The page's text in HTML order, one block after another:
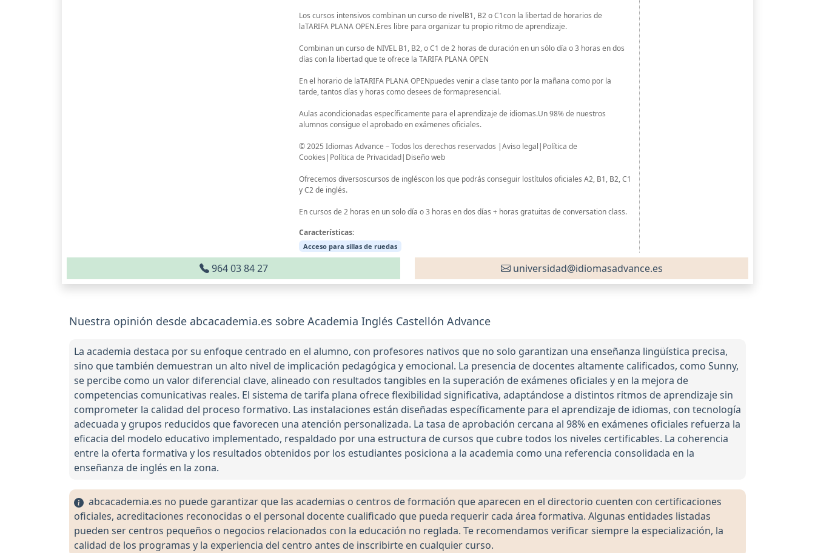
Los cursos intensivos combinan un curso de nivelB1, B2 o C1con la libertad de horarios de
laTARIFA PLANA OPEN.Eres libre para organizar tu propio ritmo de aprendizaje.
Combinan un curso de NIVEL B1, B2, o C1 de 2 horas de duración en un sólo día o 3 horas en dos
días con la libertad que te ofrece la TARIFA PLANA OPEN
En el horario de laTARIFA PLANA OPENpuedes venir a clase tanto por la mañana como por la
tarde, tantos días y horas como desees de formapresencial.
Aulas acondicionadas específicamente para el aprendizaje de idiomas.Un 98% de nuestros
alumnos consigue el aprobado en exámenes oficiales.
© 2025 Idiomas Advance – Todos los derechos reservados |Aviso legal|Política de
Cookies|Política de Privacidad|Diseño web
Ofrecemos diversoscursos de ingléscon los que podrás conseguir lostítulos oficiales A2, B1, B2, C1
y C2 de inglés.
En cursos de 2 horas en un solo día o 3 horas en dos días + horas gratuitas de conversation class.
Características:
Acceso para sillas de ruedas
964 03 84 27 universidad@idiomasadvance.es
Nuestra opinión desde abcacademia.es sobre Academia Inglés Castellón Advance
La academia destaca por su enfoque centrado en el alumno, con profesores nativos que no solo garantizan una enseñanza lingüística precisa,
sino que también demuestran un alto nivel de implicación pedagógica y emocional. La presencia de docentes altamente calificados, como Sunny,
se percibe como un valor diferencial clave, alineado con resultados tangibles en la superación de exámenes oficiales y en la mejora de
competencias comunicativas reales. El sistema de tarifa plana ofrece flexibilidad significativa, adaptándose a distintos ritmos de aprendizaje sin
comprometer la calidad del proceso formativo. Las instalaciones están diseñadas específicamente para el aprendizaje de idiomas, con tecnología
adecuada y grupos reducidos que favorecen una atención personalizada. La tasa de aprobación cercana al 98% en exámenes oficiales refuerza la
eficacia del modelo educativo implementado, respaldado por una estructura de cursos que cubre todos los niveles certificables. La coherencia
entre la oferta formativa y los resultados obtenidos por los estudiantes posiciona a la academia como una referencia consolidada en la
enseñanza de inglés en la zona.
abcacademia.es no puede garantizar que las academias o centros de formación que aparecen en el directorio cuenten con certificaciones
oficiales, acreditaciones reconocidas o el personal docente cualificado que pueda requerir cada área formativa. Algunas entidades listadas
pueden ser centros pequeños o negocios relacionados con la educación no reglada. Te recomendamos verificar siempre la especialización, la
calidad de los programas y la experiencia del centro antes de inscribirte en cualquier curso.